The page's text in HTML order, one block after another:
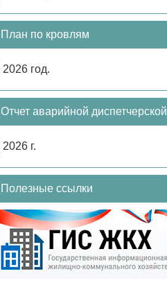
План по кровлям
2026 год.
Отчет аварийной диспетчерской
службы
2026 г.
Полезные ссылки